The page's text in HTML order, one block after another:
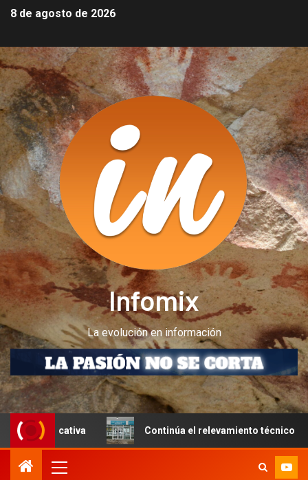
8 de agosto de 2026
Infomix
La evolución en información
Continúa el relevamiento técnico en Perito